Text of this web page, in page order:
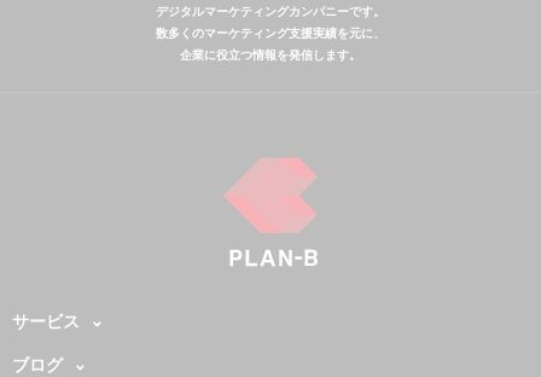
デジタルマーケティングカンパニーです。
数多くのマーケティング支援実績を元に、
企業に役立つ情報を発信します。
サービス
ブログ